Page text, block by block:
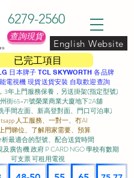
已完工項目
6279-2560
查詢現貨
English Website
日本牌子 TCL SKYWORTH 各品牌
電視機 現貨送貨安裝 自取歡迎查詢
3年上門服務保養，另送掛架(指定型號)
街65-71號榮業商業大廈地下2A舖
手間左面、新高登對面、門口可泊車)
人工服務、一對一、冇AI
門睇位、了解用家需要、預算
最適合的型號、配合送貨時間
廣告機 政府 P CARD NGO 學校有數期
可支票 可租用電視